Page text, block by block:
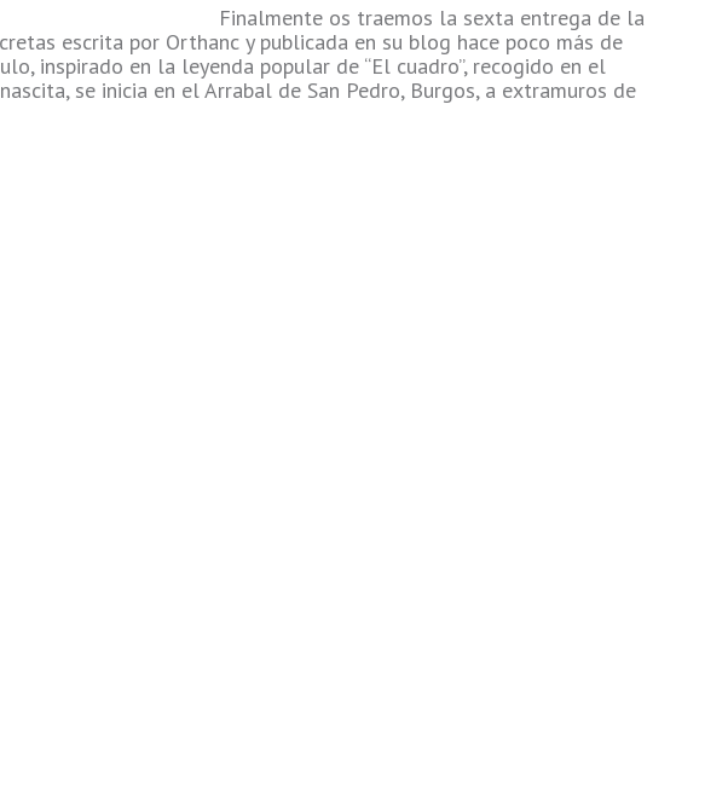
Finalmente os traemos la sexta entrega de la
escrita por Orthanc y publicada en su blog hace poco más de
inspirado en la leyenda popular de “El cuadro”, recogido en el
se inicia en el Arrabal de San Pedro, Burgos, a extramuros de